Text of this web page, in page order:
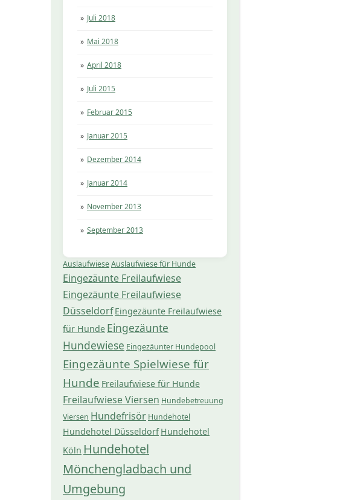
Juli 2018
Mai 2018
April 2018
Juli 2015
Februar 2015
Januar 2015
Dezember 2014
Januar 2014
November 2013
September 2013
AuslaufwieseAuslaufwiese für Hunde
Eingezäunte Freilaufwiese
Eingezäunte Freilaufwiese
Düsseldorf Eingezäunte Freilaufwiese
für Hunde Eingezäunte
Hundewiese Eingezäunter Hundepool
Eingezäunte Spielwiese für
Hunde Freilaufwiese für Hunde
Freilaufwiese Viersen Hundebetreuung
Viersen Hundefrisör Hundehotel
Hundehotel Düsseldorf Hundehotel
Köln Hundehotel
Mönchengladbach und
Umgebung